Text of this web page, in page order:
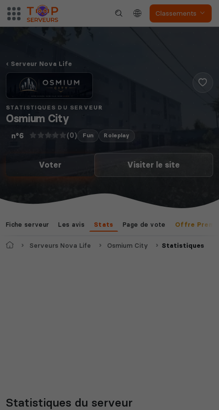
Classements
Serveur Nova Life
STATISTIQUES DU SERVEUR
Osmium City
n°6 (0) Fun Roleplay
Voter Visiter le site
Fiche serveur Les avis Stats Page de vote Offre
AccueilServeurs Nova Life Osmium City Statistiques
Statistiques du serveur